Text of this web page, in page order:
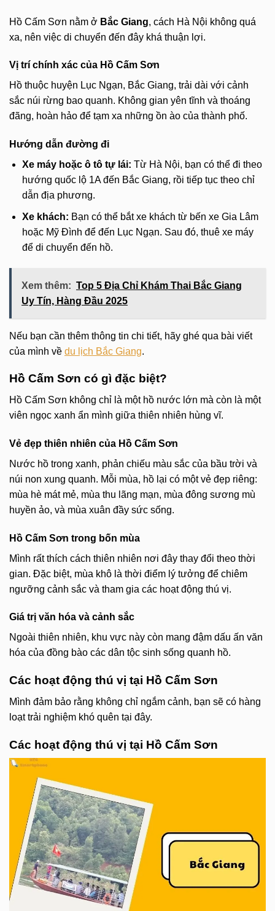
Hồ Cấm Sơn nằm ở Bắc Giang, cách Hà Nội không quá
xa, nên việc di chuyển đến đây khá thuận lợi.
Vị trí chính xác của Hồ Cấm Sơn
Hồ thuộc huyện Lục Ngạn, Bắc Giang, trải dài với cảnh
sắc núi rừng bao quanh. Không gian yên tĩnh và thoáng
đãng, hoàn hảo để tạm xa những ồn ào của thành phố.
Hướng dẫn đường đi
Xe máy hoặc ô tô tự lái: Từ Hà Nội, bạn có thể đi theo
hướng quốc lộ 1A đến Bắc Giang, rồi tiếp tục theo chỉ
dẫn địa phương.
Xe khách: Bạn có thể bắt xe khách từ bến xe Gia Lâm
hoặc Mỹ Đình để đến Lục Ngạn. Sau đó, thuê xe máy
để di chuyển đến hồ.
Xem thêm: Top 5 Địa Chỉ Khám Thai Bắc Giang
Uy Tín, Hàng Đầu 2025
Nếu bạn cần thêm thông tin chi tiết, hãy ghé qua bài viết
của mình về du lịch Bắc Giang.
Hồ Cấm Sơn có gì đặc biệt?
Hồ Cấm Sơn không chỉ là một hồ nước lớn mà còn là một
viên ngọc xanh ẩn mình giữa thiên nhiên hùng vĩ.
Vẻ đẹp thiên nhiên của Hồ Cấm Sơn
Nước hồ trong xanh, phản chiếu màu sắc của bầu trời và
núi non xung quanh. Mỗi mùa, hồ lại có một vẻ đẹp riêng:
mùa hè mát mẻ, mùa thu lãng mạn, mùa đông sương mù
huyền ảo, và mùa xuân đầy sức sống.
Hồ Cấm Sơn trong bốn mùa
Mình rất thích cách thiên nhiên nơi đây thay đổi theo thời
gian. Đặc biệt, mùa khô là thời điểm lý tưởng để chiêm
ngưỡng cảnh sắc và tham gia các hoạt động thú vị.
Giá trị văn hóa và cảnh sắc
Ngoài thiên nhiên, khu vực này còn mang đậm dấu ấn văn
hóa của đồng bào các dân tộc sinh sống quanh hồ.
Các hoạt động thú vị tại Hồ Cấm Sơn
Mình đảm bảo rằng không chỉ ngắm cảnh, bạn sẽ có hàng
loạt trải nghiệm khó quên tại đây.
Các hoạt động thú vị tại Hồ Cấm Sơn